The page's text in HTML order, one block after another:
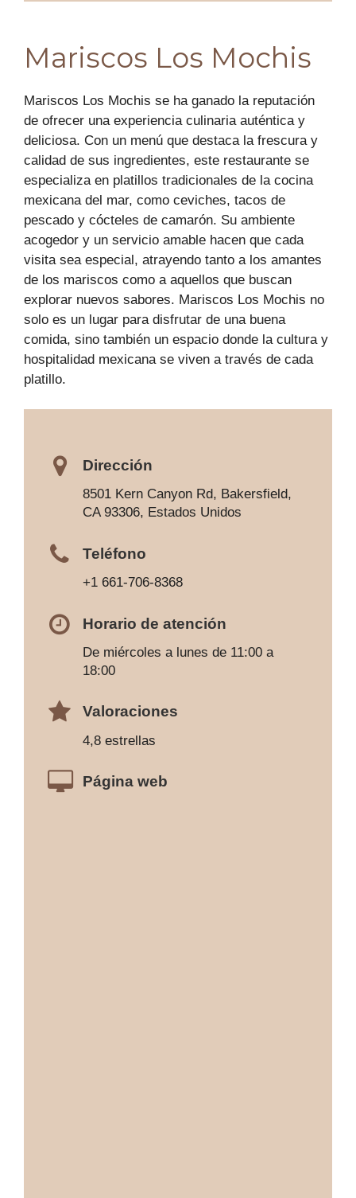
Mariscos Los Mochis
Mariscos Los Mochis se ha ganado la reputación
de ofrecer una experiencia culinaria auténtica y
deliciosa. Con un menú que destaca la frescura y
calidad de sus ingredientes, este restaurante se
especializa en platillos tradicionales de la cocina
mexicana del mar, como ceviches, tacos de
pescado y cócteles de camarón. Su ambiente
acogedor y un servicio amable hacen que cada
visita sea especial, atrayendo tanto a los amantes
de los mariscos como a aquellos que buscan
explorar nuevos sabores. Mariscos Los Mochis no
solo es un lugar para disfrutar de una buena
comida, sino también un espacio donde la cultura y
hospitalidad mexicana se viven a través de cada
platillo.
Dirección
8501 Kern Canyon Rd, Bakersfield,
CA 93306, Estados Unidos
Teléfono
+1 661-706-8368
Horario de atención
De miércoles a lunes de 11:00 a
18:00
Valoraciones
4,8 estrellas
Página web